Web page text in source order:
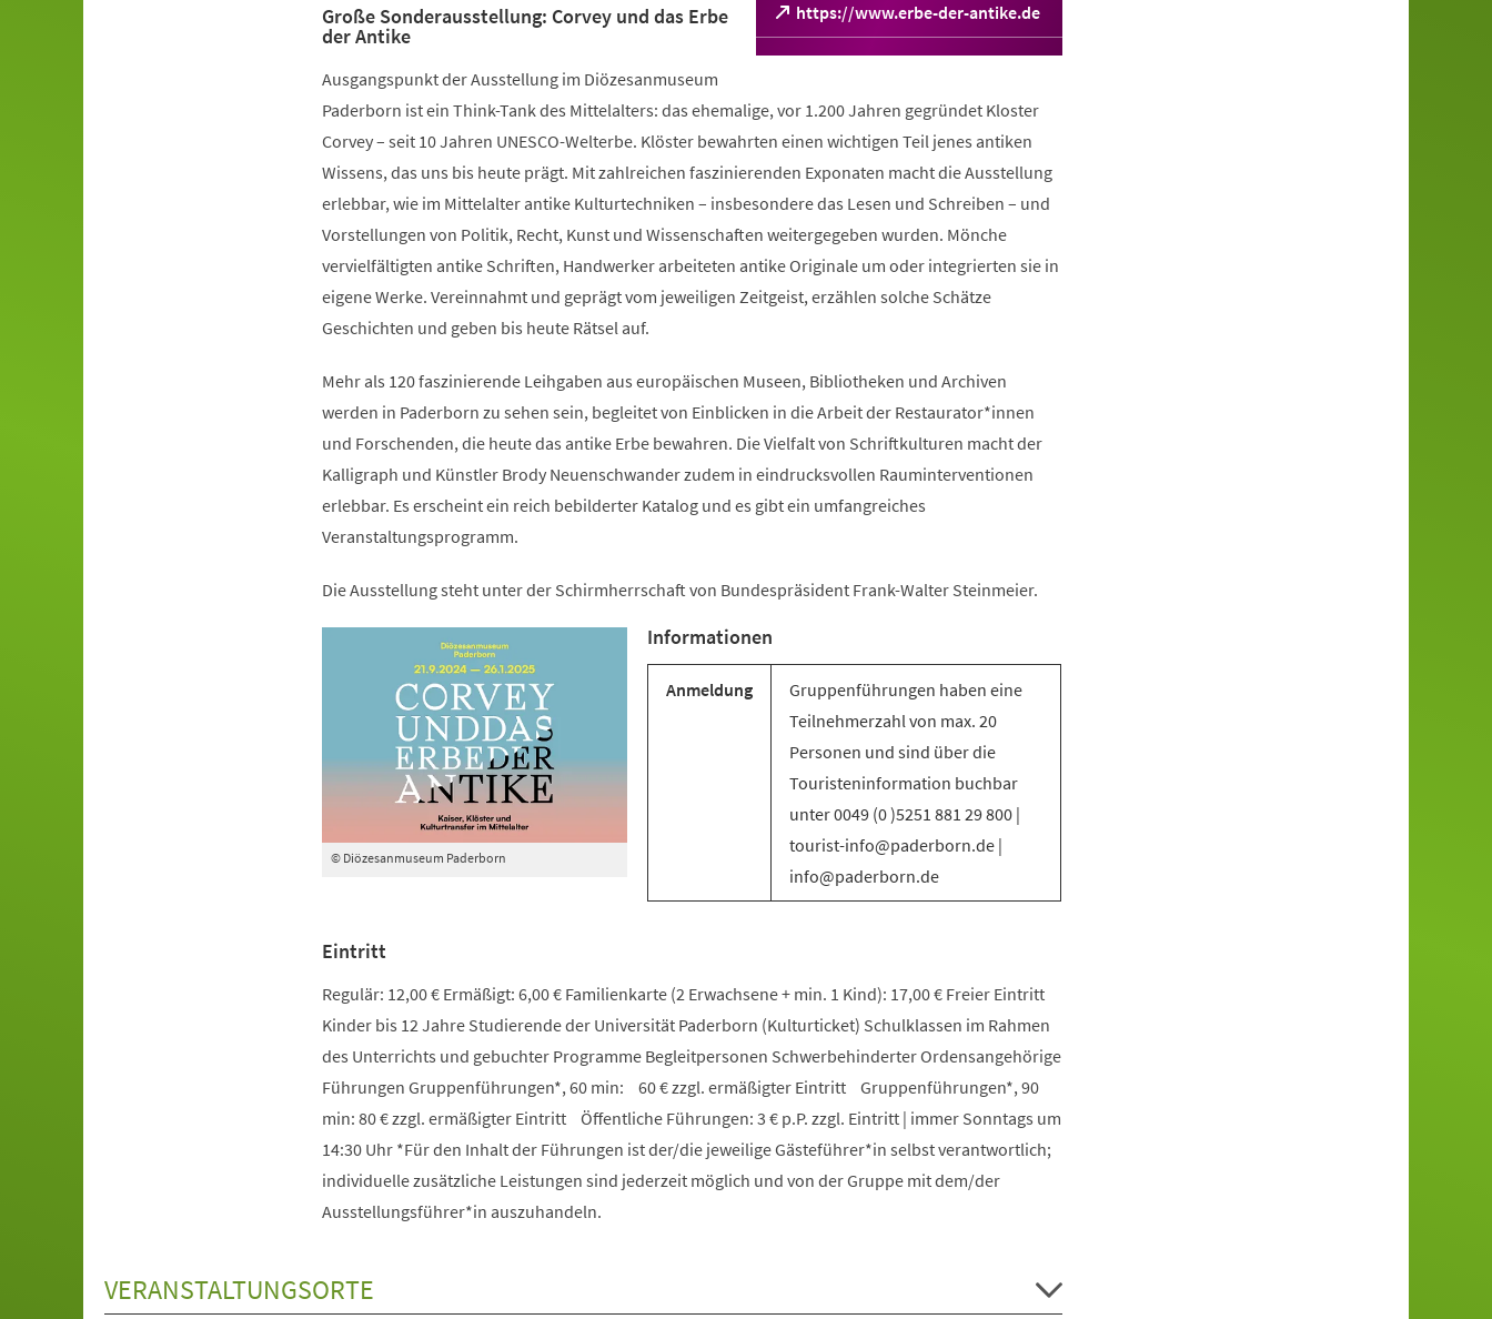
https://www.erbe-der-antike.de
(Öffnet
in
einem
Tab)
Große Sonderausstellung: Corvey und das Erbe
der Antike
Ausgangspunkt der Ausstellung im Diözesanmuseum
Paderborn ist ein Think-Tank des Mittelalters: das ehemalige, vor 1.200 Jahren gegründet Kloster
Corvey – seit 10 Jahren UNESCO-Welterbe. Klöster bewahrten einen wichtigen Teil jenes antiken
Wissens, das uns bis heute prägt. Mit zahlreichen faszinierenden Exponaten macht die Ausstellung
erlebbar, wie im Mittelalter antike Kulturtechniken – insbesondere das Lesen und Schreiben – und
Vorstellungen von Politik, Recht, Kunst und Wissenschaften weitergegeben wurden. Mönche
vervielfältigten antike Schriften, Handwerker arbeiteten antike Originale um oder integrierten sie in
eigene Werke. Vereinnahmt und geprägt vom jeweiligen Zeitgeist, erzählen solche Schätze
Geschichten und geben bis heute Rätsel auf.
Mehr als 120 faszinierende Leihgaben aus europäischen Museen, Bibliotheken und Archiven
werden in Paderborn zu sehen sein, begleitet von Einblicken in die Arbeit der Restaurator*innen
und Forschenden, die heute das antike Erbe bewahren. Die Vielfalt von Schriftkulturen macht der
Kalligraph und Künstler Brody Neuenschwander zudem in eindrucksvollen Rauminterventionen
erlebbar. Es erscheint ein reich bebilderter Katalog und es gibt ein umfangreiches
Veranstaltungsprogramm.
Die Ausstellung steht unter der Schirmherrschaft von Bundespräsident Frank-Walter Steinmeier.
© Diözesanmuseum Paderborn
Informationen
Anmeldung
Gruppenführungen haben eine
Teilnehmerzahl von max. 20
Personen und sind über die
Touristeninformation buchbar
unter 0049 (0 )5251 881 29 800 |
tourist-info@paderborn.de |
info@paderborn.de
Eintritt
Regulär: 12,00 € Ermäßigt: 6,00 € Familienkarte (2 Erwachsene + min. 1 Kind): 17,00 € Freier Eintritt
Kinder bis 12 Jahre Studierende der Universität Paderborn (Kulturticket) Schulklassen im Rahmen
des Unterrichts und gebuchter Programme Begleitpersonen Schwerbehinderter Ordensangehörige
Führungen Gruppenführungen*, 60 min: 60 € zzgl. ermäßigter Eintritt Gruppenführungen*, 90
min: 80 € zzgl. ermäßigter Eintritt Öffentliche Führungen: 3 € p.P. zzgl. Eintritt | immer Sonntags um
14:30 Uhr *Für den Inhalt der Führungen ist der/die jeweilige Gästeführer*in selbst verantwortlich;
individuelle zusätzliche Leistungen sind jederzeit möglich und von der Gruppe mit dem/der
Ausstellungsführer*in auszuhandeln.
VERANSTALTUNGSORTE